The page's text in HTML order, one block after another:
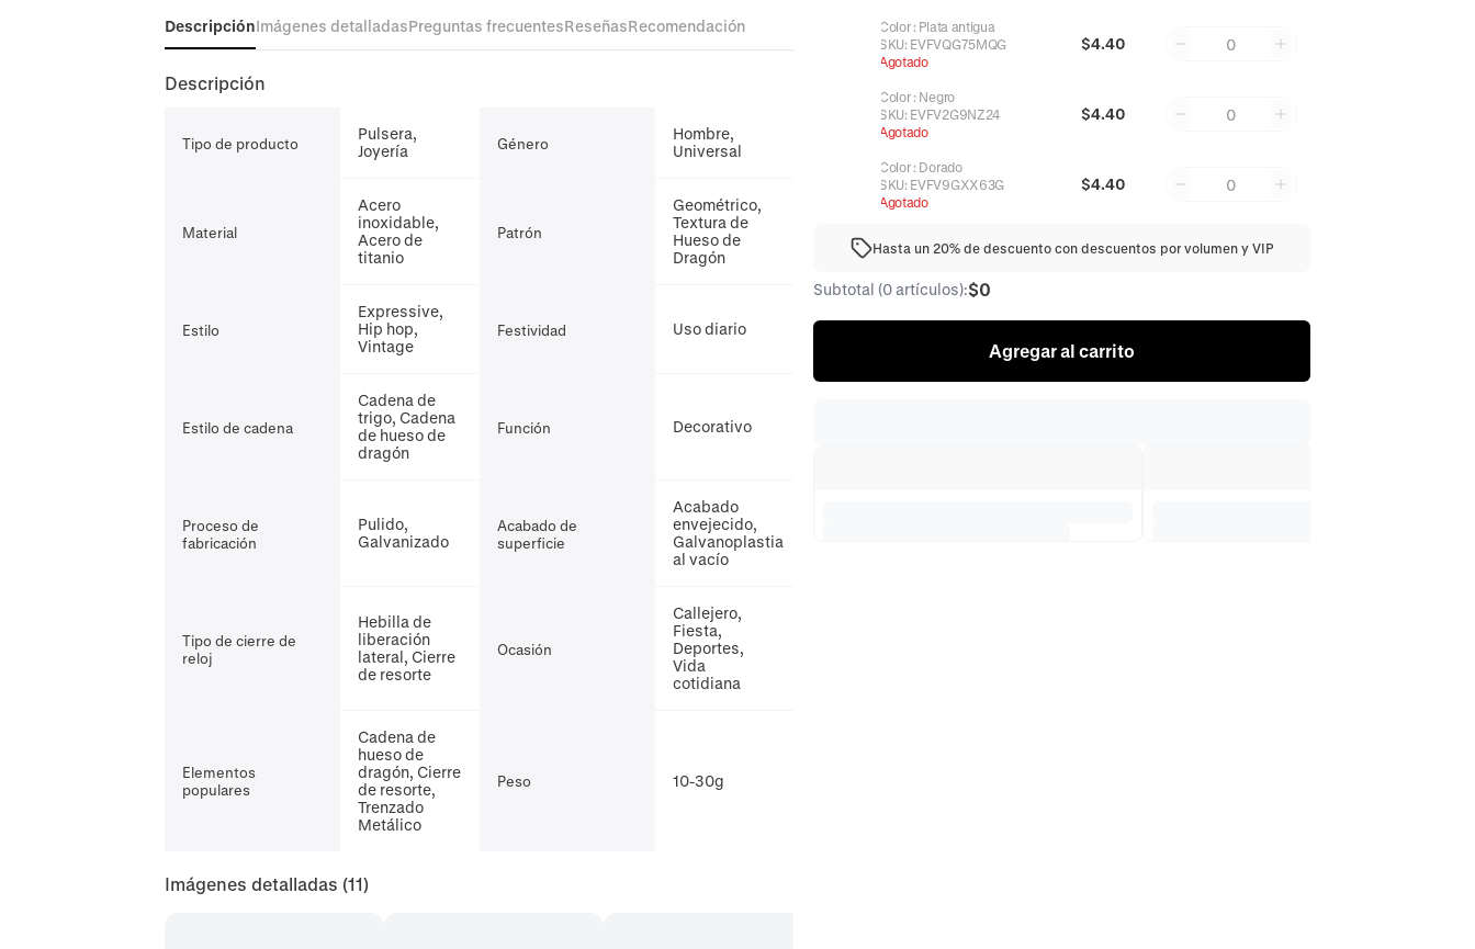
DescripciónImágenes detalladasPreguntas frecuentesReseñasRecomendación
Descripción
Tipo de producto
Pulsera,
Joyería
Género
Hombre,
Universal
Material
Acero
inoxidable,
Acero de
titanio
Patrón
Geométrico,
Textura de
Hueso de
Dragón
Estilo
Expressive,
Hip hop,
Vintage
Festividad Uso diario
Estilo de cadena
Cadena de
trigo, Cadena
de hueso de
dragón
Función Decorativo
Proceso de
fabricación
Pulido,
Galvanizado
Acabado de
superficie
Acabado
envejecido,
Galvanoplastia
al vacío
Tipo de cierre de
reloj
Hebilla de
liberación
lateral, Cierre
de resorte
Ocasión
Callejero,
Fiesta,
Deportes,
Vida
cotidiana
Elementos
populares
Cadena de
hueso de
dragón, Cierre
de resorte,
Trenzado
Metálico
Peso 10-30g
Imágenes detalladas (11)
Color: Plata antigua
SKU: EVFVQG75MQG
Agotado
$4.40 0
Color: Negro
SKU: EVFV2G9NZ24
Agotado
$4.40 0
Color: Dorado
SKU: EVFV9GXX63G
Agotado
$4.40 0
Hasta un 20% de descuento con descuentos por volumen y VIP
Subtotal (0 artículos):$0
Agregar al carrito